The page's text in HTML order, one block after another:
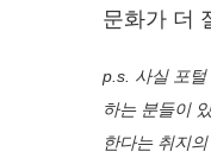
문화가 더
p.s. 사실 포털
하는 분들이
한다는 취지